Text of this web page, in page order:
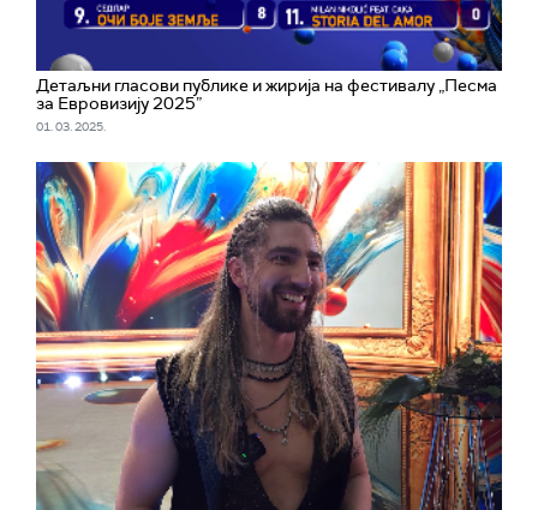
Детаљни гласови публике и жирија на фестивалу „Песма
за Евровизију 2025”
01. 03. 2025.